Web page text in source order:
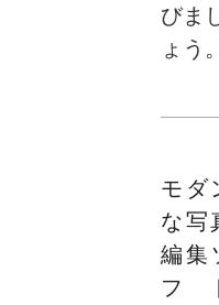
びま
ょう
モダ
な写
編集
フ